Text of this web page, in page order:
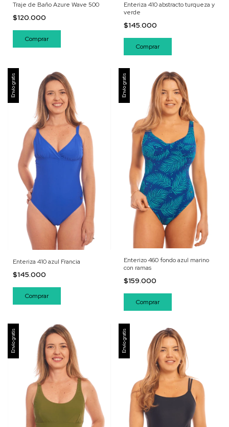
Traje de Baño Azure Wave 500
$120.000
Comprar
Enteriza 410 abstracto turqueza y
verde
$145.000
Comprar
Envío gratis
Enteriza 410 azul Francia
$145.000
Comprar
Envío gratis
Enterizo 460 fondo azul marino
con ramas
$159.000
Comprar
Envío gratis Envío gratis